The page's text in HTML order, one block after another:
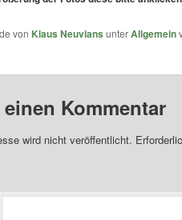
von Klaus Neuvians unterAllgemein
Kommentar
wird nicht veröffentlicht.